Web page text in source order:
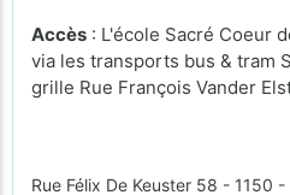
Accès : L'école Sacré Coeur
via les transports bus & tram
grille Rue François Vander
Rue Félix De Keuster 58 - 1150